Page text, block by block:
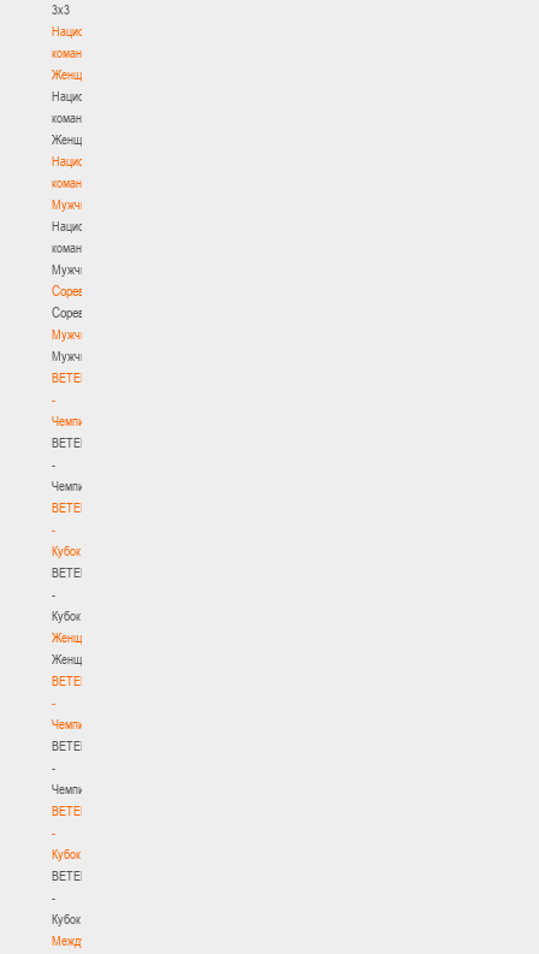
3х3
Национальная
команда.
Женщины
Национальная
команда.
Женщины
Национальная
команда.
Мужчины
Национальная
команда.
Мужчины
Соревнования
Соревнования
Мужчины
Мужчины
BETERA
-
Чемпионат
BETERA
-
Чемпионат
BETERA
-
Кубок
BETERA
-
Кубок
Женщины
Женщины
BETERA
-
Чемпионат
BETERA
-
Чемпионат
BETERA
-
Кубок
BETERA
-
Кубок
Международный